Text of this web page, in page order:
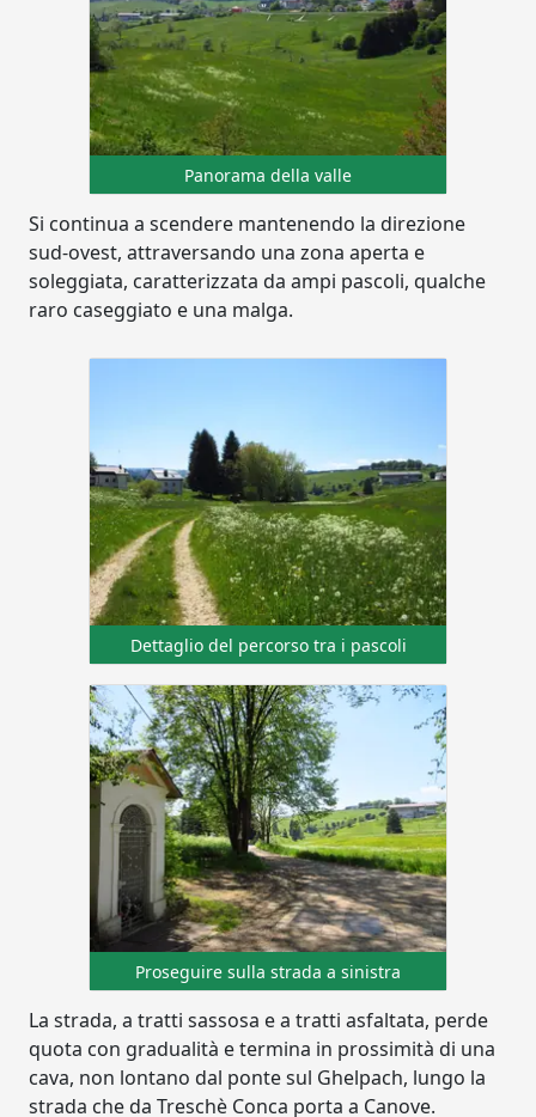
Panorama della valle
Si continua a scendere mantenendo la direzione
sud-ovest, attraversando una zona aperta e
soleggiata, caratterizzata da ampi pascoli, qualche
raro caseggiato e una malga.
Dettaglio del percorso tra i pascoli
Proseguire sulla strada a sinistra
La strada, a tratti sassosa e a tratti asfaltata, perde
quota con gradualità e termina in prossimità di una
cava, non lontano dal ponte sul Ghelpach, lungo la
strada che da Treschè Conca porta a Canove.